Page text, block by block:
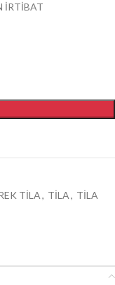
İRTİBAT
TİLA, TİLA, TİLA